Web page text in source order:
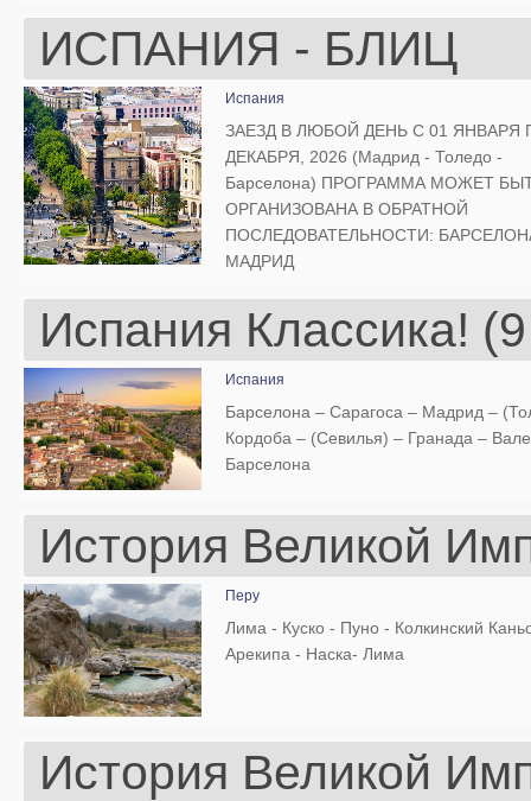
ИСПАНИЯ - БЛИЦ
Испания
ЗАЕЗД В ЛЮБОЙ ДЕНЬ С 01 ЯНВАРЯ
ДЕКАБРЯ, 2026 (Мадрид - Толедо -
Барселона) ПРОГРАММА МОЖЕТ
ОРГАНИЗОВАНА В ОБРАТНОЙ
ПОСЛЕДОВАТЕЛЬНОСТИ:
МАДРИД
Испания Классика!
Испания
Барселона – Сарагоса – Мадрид –
Кордоба – (Севилья) – Гранада –
Барселона
История Великой
Перу
Лима - Куско - Пуно - Колкинский
Арекипа - Наска- Лима
История Великой